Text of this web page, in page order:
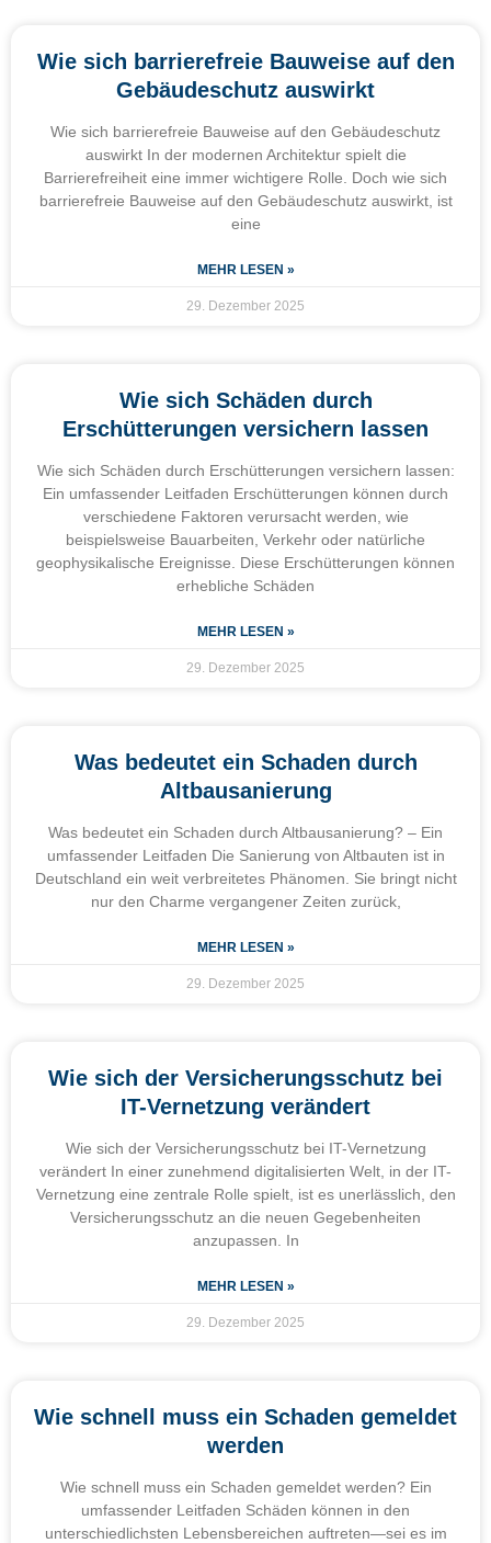
Wie sich barrierefreie Bauweise auf den
Gebäudeschutz auswirkt
Wie sich barrierefreie Bauweise auf den Gebäudeschutz
auswirkt In der modernen Architektur spielt die
Barrierefreiheit eine immer wichtigere Rolle. Doch wie sich
barrierefreie Bauweise auf den Gebäudeschutz auswirkt, ist
eine
MEHR LESEN »
29. Dezember 2025
Wie sich Schäden durch
Erschütterungen versichern lassen
Wie sich Schäden durch Erschütterungen versichern lassen:
Ein umfassender Leitfaden Erschütterungen können durch
verschiedene Faktoren verursacht werden, wie
beispielsweise Bauarbeiten, Verkehr oder natürliche
geophysikalische Ereignisse. Diese Erschütterungen können
erhebliche Schäden
MEHR LESEN »
29. Dezember 2025
Was bedeutet ein Schaden durch
Altbausanierung
Was bedeutet ein Schaden durch Altbausanierung? – Ein
umfassender Leitfaden Die Sanierung von Altbauten ist in
Deutschland ein weit verbreitetes Phänomen. Sie bringt nicht
nur den Charme vergangener Zeiten zurück,
MEHR LESEN »
29. Dezember 2025
Wie sich der Versicherungsschutz bei
IT-Vernetzung verändert
Wie sich der Versicherungsschutz bei IT-Vernetzung
verändert In einer zunehmend digitalisierten Welt, in der IT-
Vernetzung eine zentrale Rolle spielt, ist es unerlässlich, den
Versicherungsschutz an die neuen Gegebenheiten
anzupassen. In
MEHR LESEN »
29. Dezember 2025
Wie schnell muss ein Schaden gemeldet
werden
Wie schnell muss ein Schaden gemeldet werden? Ein
umfassender Leitfaden Schäden können in den
unterschiedlichsten Lebensbereichen auftreten—sei es im